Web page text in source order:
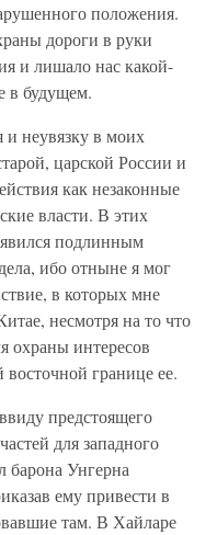
положения.
дороги в руки
и лишало нас какой-
в будущем.
и неувязку в моих
царской России и
как незаконные
власти. В этих
подлинным
ибо отныне я мог
в которых мне
несмотря на то что
охраны интересов
границе ее.
предстоящего
для западного
Унгерна
ему привести в
там. В Хайларе